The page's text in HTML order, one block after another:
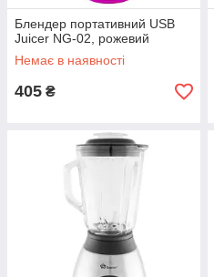
Блендер портативний USB
Juicer NG-02, рожевий
Немає в наявності
405 ₴